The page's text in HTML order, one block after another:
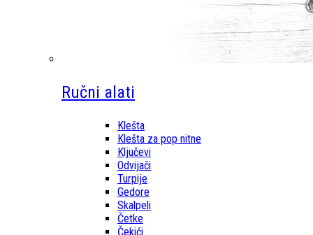
Ručni alati
Klešta
Klešta za pop nitne
Ključevi
Odvijači
Turpije
Gedore
Skalpeli
Četke
Čekići